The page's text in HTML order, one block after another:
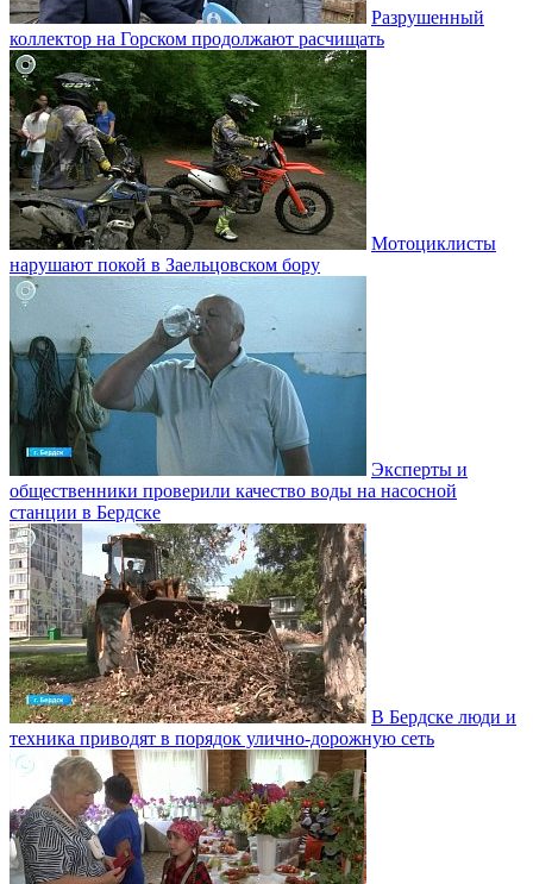
Разрушенный
коллектор на Горском продолжают расчищать
Мотоциклисты
нарушают покой в Заельцовском бору
Эксперты и
общественники проверили качество воды на насосной
станции в Бердске
В Бердске люди и
техника приводят в порядок улично‑дорожную сеть